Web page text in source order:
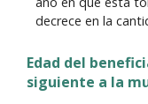
decrece en la
Edad del
siguiente a la